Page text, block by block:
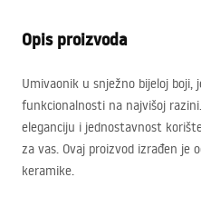
Opis proizvoda
Umivaonik u snježno bijeloj boji,
funkcionalnosti na najvišoj
eleganciju i jednostavnost
za vas. Ovaj proizvod izrađen je
keramike.